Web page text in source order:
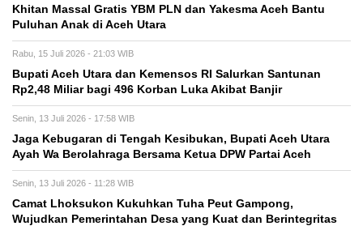
Khitan Massal Gratis YBM PLN dan Yakesma Aceh Bantu
Puluhan Anak di Aceh Utara
Rabu, 15 Juli 2026 - 21:03 WIB
Bupati Aceh Utara dan Kemensos RI Salurkan Santunan
Rp2,48 Miliar bagi 496 Korban Luka Akibat Banjir
Senin, 13 Juli 2026 - 17:58 WIB
Jaga Kebugaran di Tengah Kesibukan, Bupati Aceh Utara
Ayah Wa Berolahraga Bersama Ketua DPW Partai Aceh
Senin, 13 Juli 2026 - 11:28 WIB
Camat Lhoksukon Kukuhkan Tuha Peut Gampong,
Wujudkan Pemerintahan Desa yang Kuat dan Berintegritas